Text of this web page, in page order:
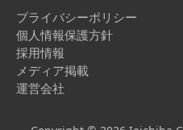
プライバシーポリシー
個人情報保護方針
採用情報
メディア掲載
運営会社